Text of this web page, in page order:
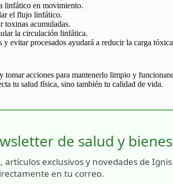
linfático en movimiento.
el flujo linfático.
toxinas acumuladas.
la circulación linfática.
evitar procesados ayudará a reducir la carga
acciones para mantenerlo limpio y
tu salud física, sino también tu calidad de vida.
de salud y
artículos exclusivos y novedades de
en tu correo.